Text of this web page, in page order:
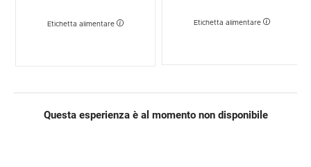
Etichetta alimentare Etichetta alimentare
Questa esperienza è al momento non disponibile